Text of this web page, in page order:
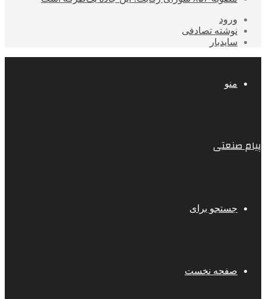
ورود
نوشته تصادفی
سایدبار
منو
پیام صنعتی
جستجو برای
صفحه نخست